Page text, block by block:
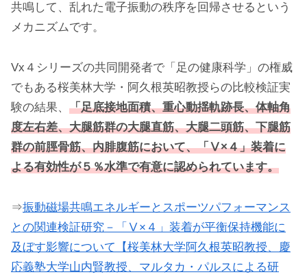
共鳴して、乱れた電子振動の秩序を回帰させるという
メカニズムです。
Vx４シリーズの共同開発者で「足の健康科学」の権威
でもある桜美林大学・阿久根英昭教授らの比較検証実
験の結果、 「足底接地面積、重心動揺軌跡長、体軸角
度左右差、大腿筋群の大腿直筋、大腿二頭筋、下腿筋
群の前脛骨筋、内腓腹筋において、「Ⅴ×４」装着に
よる有効性が５％水準で有意に認められています。
⇒振動磁場共鳴エネルギーとスポーツパフォーマンス
との関連検証研究－「Ⅴ×４」装着が平衡保持機能に
及ぼす影響について【桜美林大学阿久根英昭教授、慶
応義塾大学山内賢教授、マルタカ・パルスによる研